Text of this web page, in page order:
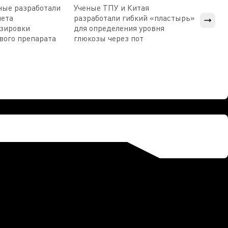
разработали
препарата
Ученые ТПУ и Китая
разработали гибкий «пластырь»
для определения уровня
глюкозы через пот